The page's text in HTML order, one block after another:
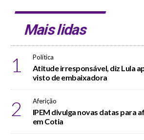
Mais lidas
1 Política
Atitude irresponsável, diz Lula
visto de embaixadora
2 Aferição
IPEM divulga novas datas para
em Cotia